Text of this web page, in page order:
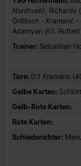
Nordtveit), Richards
Grillitsch - Kramarić
Adamyan (61. Rutter)
Trainer: Sebastian
Tore: 0:1 Kramarić
Gelbe Karten:
Gelb-Rote Karten:
Rote Karten:
Schiedsrichter: